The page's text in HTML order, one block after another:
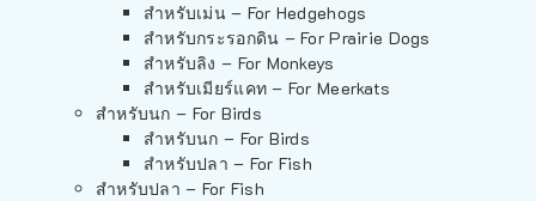
สำหรับเม่น – For Hedgehogs
สำหรับกระรอกดิน – For Prairie Dogs
สำหรับลิง – For Monkeys
สำหรับเมียร์แคท – For Meerkats
สำหรับนก – For Birds
สำหรับนก – For Birds
สำหรับปลา – For Fish
สำหรับปลา – For Fish